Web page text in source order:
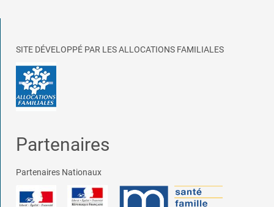
SITE DÉVELOPPÉ PAR LES ALLOCATIONS FAMILIALES
Partenaires
Partenaires Nationaux